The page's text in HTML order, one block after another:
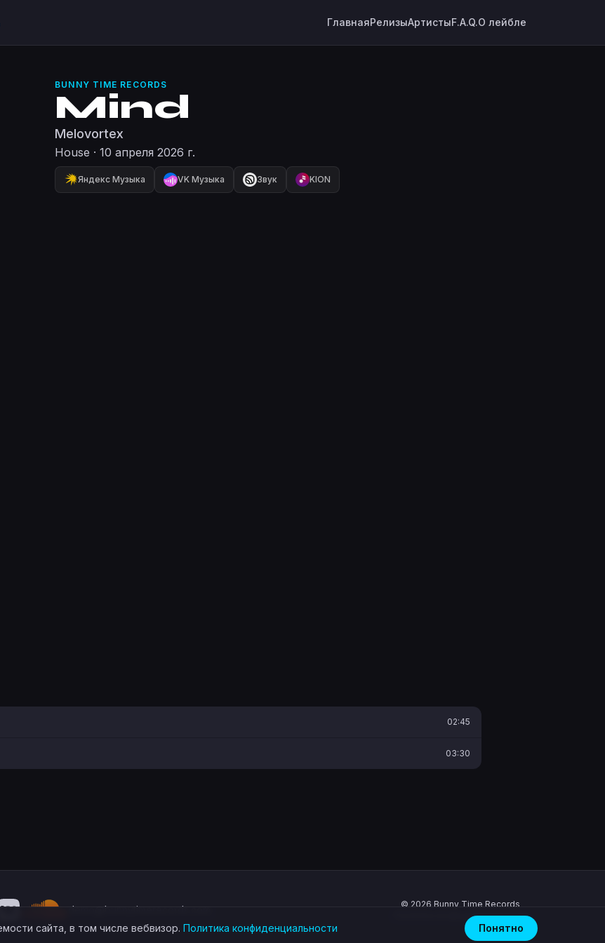
ГлавнаяРелизыАртистыF.A.Q.О лейбле
BUNNY TIME RECORDS
Mind
Melovortex
House · 10 апреля 2026 г.
Яндекс Музыка VK Музыка Звук KION
02:45
03:30
demo@bunnytimerecords.com © 2026 Bunny Time Records
Политика конфиденциальности
сайта, в том числе вебвизор. Политика конфиденциальности Понятно